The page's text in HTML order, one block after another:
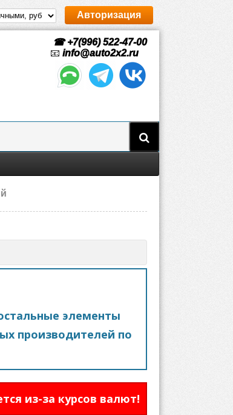
Авторизация
☎ +7(996) 522-47-00
📧 info@auto2x2.ru
элементы
производителей по
из-за курсов валют!